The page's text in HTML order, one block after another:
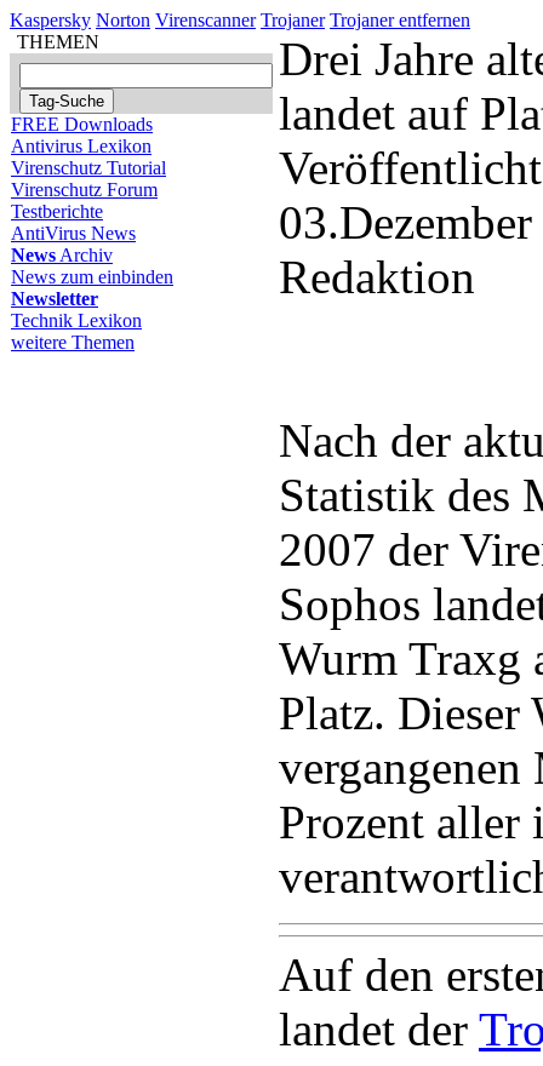
Kaspersky Norton Virenscanner Trojaner Trojaner entfernen
THEMEN
FREE Downloads
Antivirus Lexikon
Virenschutz Tutorial
Virenschutz Forum
Testberichte
AntiVirus News
News Archiv
News zum einbinden
Newsletter
Technik Lexikon
weitere Themen
Drei Jahre
landet auf
Redaktion
Nach der
Statistik des
2007 der
Sophos
Wurm Traxg
Platz. Dieser
Prozent
Auf den
landet der